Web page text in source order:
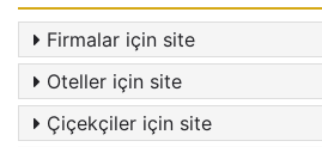
Firmalar için site
Oteller için site
Çiçekçiler için site